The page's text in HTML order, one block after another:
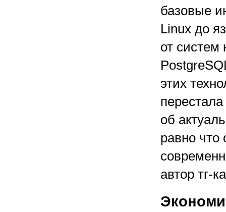
базовые
Linux до
от систем
этих
об
равно что
автор тг-